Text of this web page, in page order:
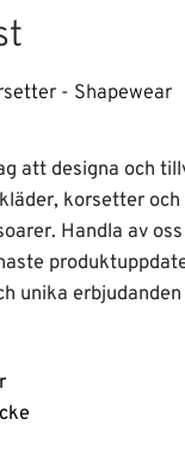
- Shapewear
att designa och
korsetter
Handla av
unika